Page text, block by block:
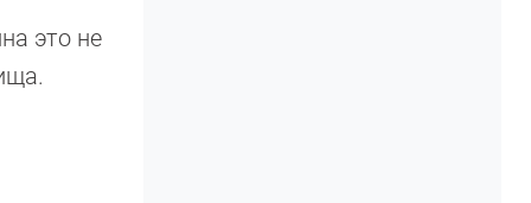
это не